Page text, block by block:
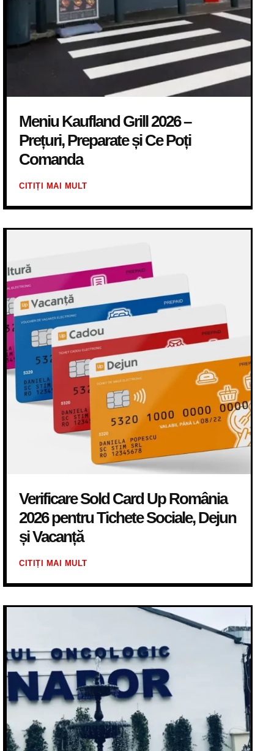
Meniu Kaufland Grill 2026 –
Prețuri, Preparate și Ce Poți
Comanda
CITIȚI MAI MULT
Verificare Sold Card Up România
2026 pentru Tichete Sociale, Dejun
și Vacanță
CITIȚI MAI MULT